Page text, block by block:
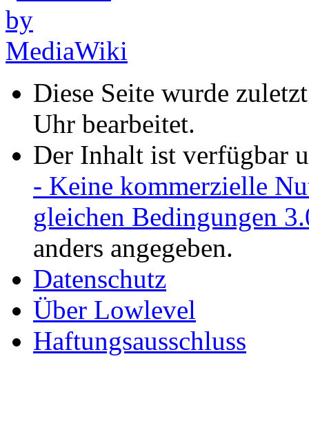
Diese Seite wurde
Uhr bearbeitet.
Der Inhalt ist verfügbar
- Keine kommerzielle
gleichen Bedingungen
anders angegeben.
Datenschutz
Über Lowlevel
Haftungsausschluss